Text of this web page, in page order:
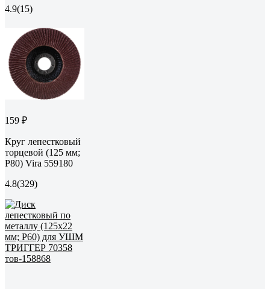
4.9(15)
159 ₽
Круг лепестковый
торцевой (125 мм;
P80) Vira 559180
4.8(329)